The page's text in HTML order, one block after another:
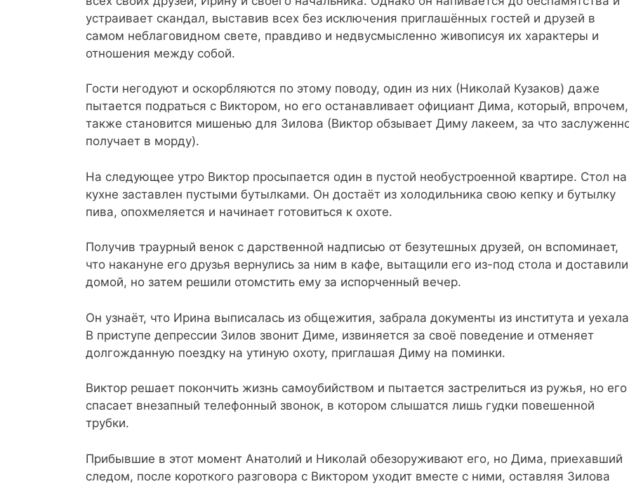
устраивает скандал, выставив всех без исключения приглашённых гостей и друзей в
самом неблаговидном свете, правдиво и недвусмысленно живописуя их характеры и
отношения между собой.
Гости негодуют и оскорбляются по этому поводу, один из них (Николай Кузаков) даже
пытается подраться с Виктором, но его останавливает официант Дима, который, впрочем,
также становится мишенью для Зилова (Виктор обзывает Диму лакеем, за что
получает в морду).
На следующее утро Виктор просыпается один в пустой необустроенной квартире. Стол на
кухне заставлен пустыми бутылками. Он достаёт из холодильника свою кепку и бутылку
пива, опохмеляется и начинает готовиться к охоте.
Получив траурный венок с дарственной надписью от безутешных друзей, он вспоминает,
что накануне его друзья вернулись за ним в кафе, вытащили его из-под стола и доставили
домой, но затем решили отомстить ему за испорченный вечер.
Он узнаёт, что Ирина выписалась из общежития, забрала документы из института и
В приступе депрессии Зилов звонит Диме, извиняется за своё поведение и отменяет
долгожданную поездку на утиную охоту, приглашая Диму на поминки.
Виктор решает покончить жизнь самоубийством и пытается застрелиться из ружья, но его
спасает внезапный телефонный звонок, в котором слышатся лишь гудки повешенной
трубки.
Прибывшие в этот момент Анатолий и Николай обезоруживают его, но Дима, приехавший
следом, после короткого разговора с Виктором уходит вместе с ними, оставляя Зилова